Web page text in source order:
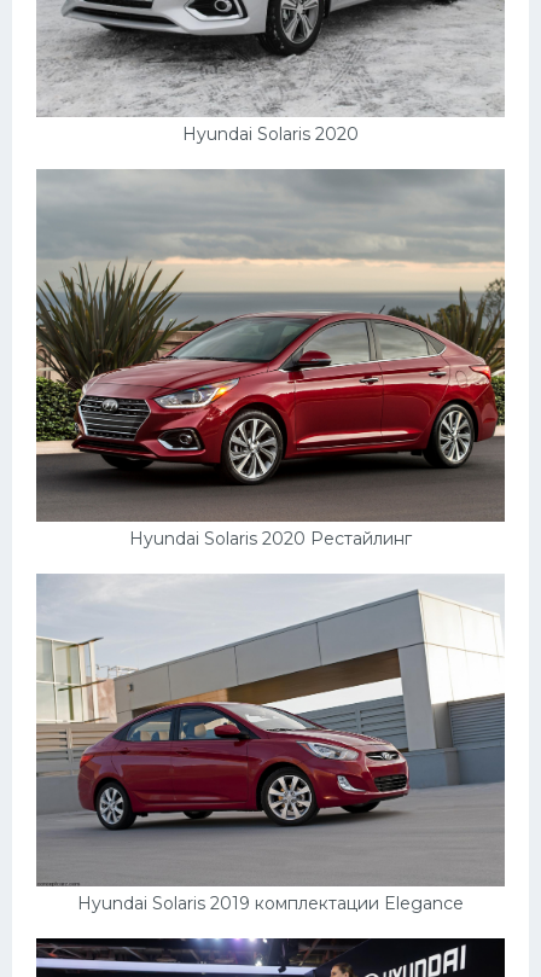
Hyundai Solaris 2020
Hyundai Solaris 2020 Рестайлинг
Hyundai Solaris 2019 комплектации Elegance